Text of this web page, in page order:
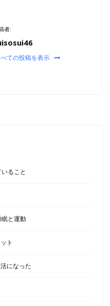
者:
ての投稿を表示
ること
と運動
ト
になった